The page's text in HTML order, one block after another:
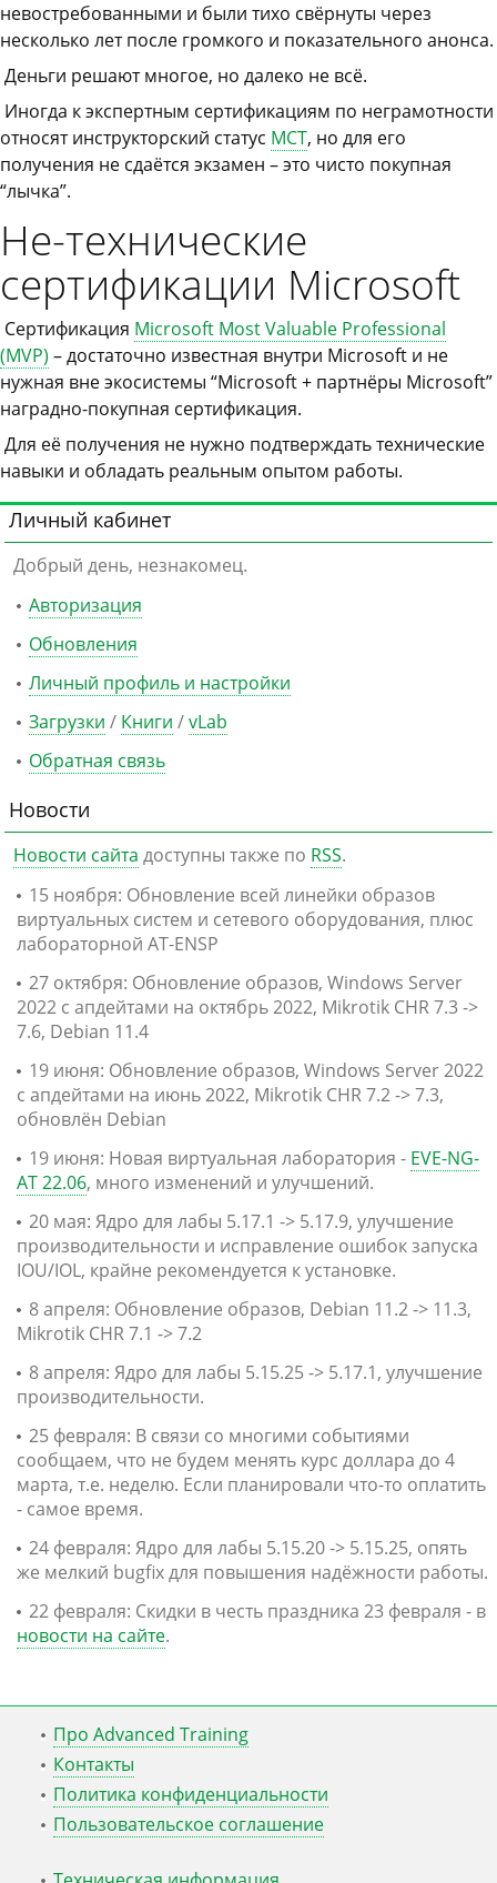
невостребованными и были тихо свёрнуты через
несколько лет после громкого и показательного анонса.
Деньги решают многое, но далеко не всё.
Иногда к экспертным сертификациям по неграмотности
относят инструкторский статус MCT, но для его
получения не сдаётся экзамен – это чисто покупная
“лычка”.
Не-технические
сертификации Microsoft
Сертификация Microsoft Most Valuable Professional
(MVP) – достаточно известная внутри Microsoft и не
нужная вне экосистемы “Microsoft + партнёры Microsoft”
наградно-покупная сертификация.
Для её получения не нужно подтверждать технические
навыки и обладать реальным опытом работы.
Личный кабинет
Добрый день, незнакомец.
Авторизация
Обновления
Личный профиль и настройки
Загрузки / Книги /vLab
Обратная связь
Новости
Новости сайта доступны также по RSS.
15 ноября: Обновление всей линейки образов
виртуальных систем и сетевого оборудования, плюс
лабораторной AT-ENSP
27 октября: Обновление образов, Windows Server
2022 с апдейтами на октябрь 2022, Mikrotik CHR 7.3 ->
7.6, Debian 11.4
19 июня: Обновление образов, Windows Server 2022
с апдейтами на июнь 2022, Mikrotik CHR 7.2 -> 7.3,
обновлён Debian
19 июня: Новая виртуальная лаборатория - EVE-NG-
AT 22.06, много изменений и улучшений.
20 мая: Ядро для лабы 5.17.1 -> 5.17.9, улучшение
производительности и исправление ошибок запуска
IOU/IOL, крайне рекомендуется к установке.
8 апреля: Обновление образов, Debian 11.2 -> 11.3,
Mikrotik CHR 7.1 -> 7.2
8 апреля: Ядро для лабы 5.15.25 -> 5.17.1, улучшение
производительности.
25 февраля: В связи со многими событиями
сообщаем, что не будем менять курс доллара до 4
марта, т.е. неделю. Если планировали что-то оплатить
- самое время.
24 февраля: Ядро для лабы 5.15.20 -> 5.15.25, опять
же мелкий bugfix для повышения надёжности работы.
22 февраля: Скидки в честь праздника 23 февраля - в
новости на сайте.
Про Advanced Training
Контакты
Политика конфиденциальности
Пользовательское соглашение